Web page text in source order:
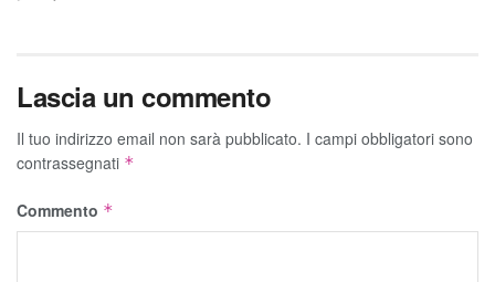
Lascia un commento
Il tuo indirizzo email non sarà pubblicato. I campi obbligatori sono
contrassegnati *
Commento *